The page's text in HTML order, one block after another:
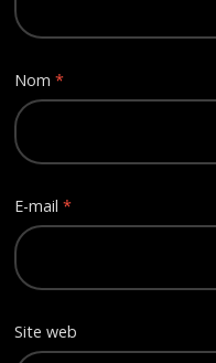
Nom*
E-mail*
Site web